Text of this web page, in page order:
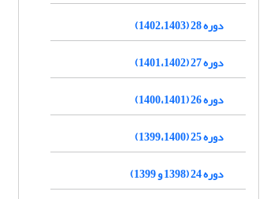
دوره 28 (1402،1403)
دوره 27 (1401،1402)
دوره 26 (1400،1401)
دوره 25 (1399،1400)
دوره 24 (1398 و 1399)